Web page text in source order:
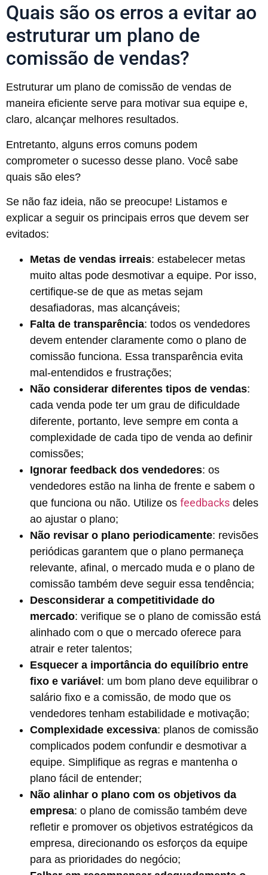
Quais são os erros a evitar ao
estruturar um plano de
comissão de vendas?
Estruturar um plano de comissão de vendas de
maneira eficiente serve para motivar sua equipe e,
claro, alcançar melhores resultados.
Entretanto, alguns erros comuns podem
comprometer o sucesso desse plano. Você sabe
quais são eles?
Se não faz ideia, não se preocupe! Listamos e
explicar a seguir os principais erros que devem ser
evitados:
Metas de vendas irreais: estabelecer metas
muito altas pode desmotivar a equipe. Por isso,
certifique-se de que as metas sejam
desafiadoras, mas alcançáveis;
Falta de transparência: todos os vendedores
devem entender claramente como o plano de
comissão funciona. Essa transparência evita
mal-entendidos e frustrações;
Não considerar diferentes tipos de vendas:
cada venda pode ter um grau de dificuldade
diferente, portanto, leve sempre em conta a
complexidade de cada tipo de venda ao definir
comissões;
Ignorar feedback dos vendedores: os
vendedores estão na linha de frente e sabem o
que funciona ou não. Utilize os feedbacks deles
ao ajustar o plano;
Não revisar o plano periodicamente: revisões
periódicas garantem que o plano permaneça
relevante, afinal, o mercado muda e o plano de
comissão também deve seguir essa tendência;
Desconsiderar a competitividade do
mercado: verifique se o plano de comissão está
alinhado com o que o mercado oferece para
atrair e reter talentos;
Esquecer a importância do equilíbrio entre
fixo e variável: um bom plano deve equilibrar o
salário fixo e a comissão, de modo que os
vendedores tenham estabilidade e motivação;
Complexidade excessiva: planos de comissão
complicados podem confundir e desmotivar a
equipe. Simplifique as regras e mantenha o
plano fácil de entender;
Não alinhar o plano com os objetivos da
empresa: o plano de comissão também deve
refletir e promover os objetivos estratégicos da
empresa, direcionando os esforços da equipe
para as prioridades do negócio;